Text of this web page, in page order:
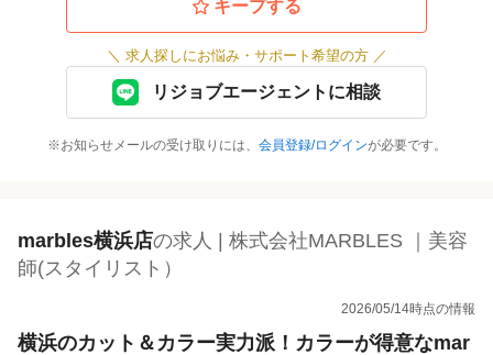
キープする
＼ 求人探しにお悩み・サポート希望の方 ／
リジョブエージェントに相談
※お知らせメールの受け取りには、 会員登録/ログインが必要です。
marbles横浜店の求人 | 株式会社MARBLES ｜美容
師(スタイリスト）
2026/05/14時点の情報
横浜のカット＆カラー実力派！カラーが得意なmar